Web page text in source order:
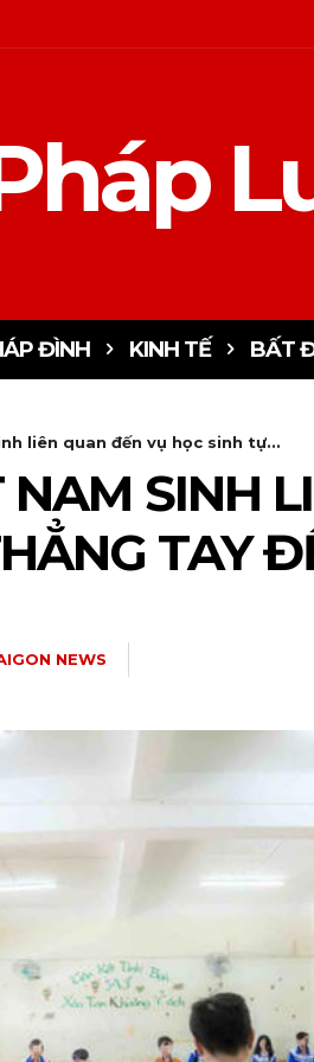
ĐÌNH KINH TẾ BẤT
liên quan đến vụ học sinh tự...
SINH
TAY
NEWS